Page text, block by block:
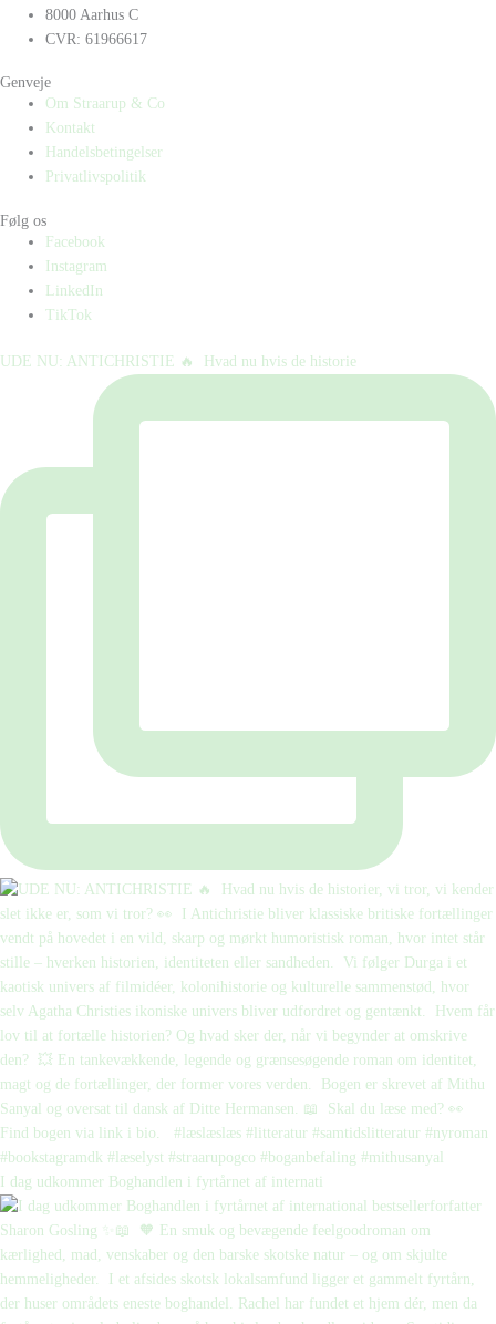
8000 Aarhus C
CVR: 61966617
Genveje
Om Straarup & Co
Kontakt
Handelsbetingelser
Privatlivspolitik
Følg os
Facebook
Instagram
LinkedIn
TikTok
UDE NU: ANTICHRISTIE 🔥⁠ ⁠ Hvad nu hvis de historie
I dag udkommer Boghandlen i fyrtårnet af internati